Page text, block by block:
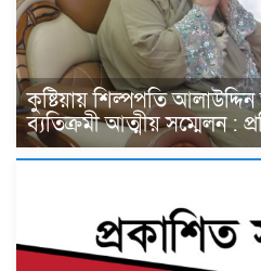
কুষ্টিয়ায় শিল্পপতি
ব্যতিক্রমী আত্মীয় সম্মেলন :